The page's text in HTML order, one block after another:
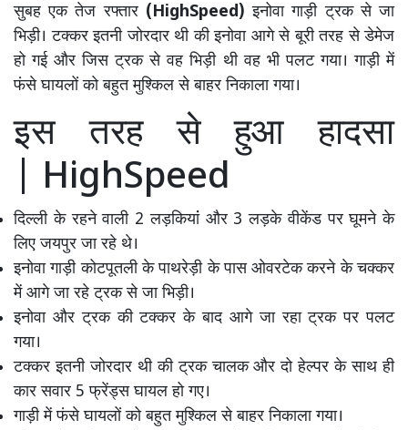
सुबह एक तेज रफ्तार (HighSpeed) इनोवा गाड़ी ट्रक से जा
भिड़ी। टक्कर इतनी जोरदार थी की इनोवा आगे से बूरी तरह से डेमेज
हो गई और जिस ट्रक से वह भिड़ी थी वह भी पलट गया। गाड़ी में
फंसे घायलों को बहुत मुश्किल से बाहर निकाला गया।
इस तरह से हुआ हादसा
| HighSpeed
दिल्ली के रहने वाली 2 लड़कियांं और 3 लड़के वीकेंड पर घूमने के
लिए जयपुर जा रहे थे।
इनोवा गाड़ी कोटपूतली के पाथरेड़ी के पास ओवरटेक करने के चक्कर
में आगे जा रहे ट्रक से जा भिड़ी।
इनोवा और ट्रक की टक्कर के बाद आगे जा रहा ट्रक पर पलट
गया।
टक्कर इतनी जोरदार थी की ट्रक चालक और दो हेल्पर के साथ ही
कार सवार 5 फ्रेंड्स घायल हो गए।
गाड़ी में फंसे घायलों को बहुत मुश्किल से बाहर निकाला गया।